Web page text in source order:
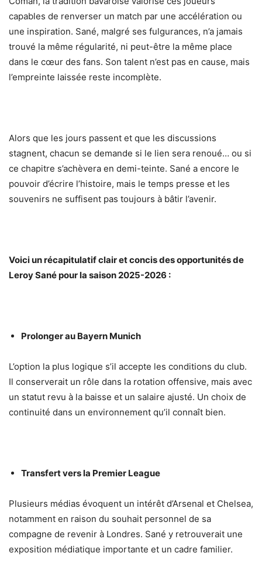
capables de renverser un match par une accélération ou
une inspiration. Sané, malgré ses fulgurances, n’a jamais
trouvé la même régularité, ni peut-être la même place
dans le cœur des fans. Son talent n’est pas en cause, mais
l’empreinte laissée reste incomplète.
Alors que les jours passent et que les discussions
stagnent, chacun se demande si le lien sera renoué… ou si
ce chapitre s’achèvera en demi-teinte. Sané a encore le
pouvoir d’écrire l’histoire, mais le temps presse et les
souvenirs ne suffisent pas toujours à bâtir l’avenir.
Voici un récapitulatif clair et concis des opportunités de
Leroy Sané pour la saison 2025-2026 :
Prolonger au Bayern Munich
L’option la plus logique s’il accepte les conditions du club.
Il conserverait un rôle dans la rotation offensive, mais avec
un statut revu à la baisse et un salaire ajusté. Un choix de
continuité dans un environnement qu’il connaît bien.
Transfert vers la Premier League
Plusieurs médias évoquent un intérêt d’Arsenal et Chelsea,
notamment en raison du souhait personnel de sa
compagne de revenir à Londres. Sané y retrouverait une
exposition médiatique importante et un cadre familier.